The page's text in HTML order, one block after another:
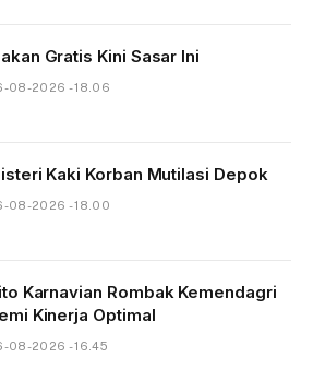
Gratis Kini Sasar Ini
08-2026 - 18.06
Kaki Korban Mutilasi Depok
08-2026 - 18.00
Karnavian Rombak Kemendagri
Kinerja Optimal
08-2026 - 16.45